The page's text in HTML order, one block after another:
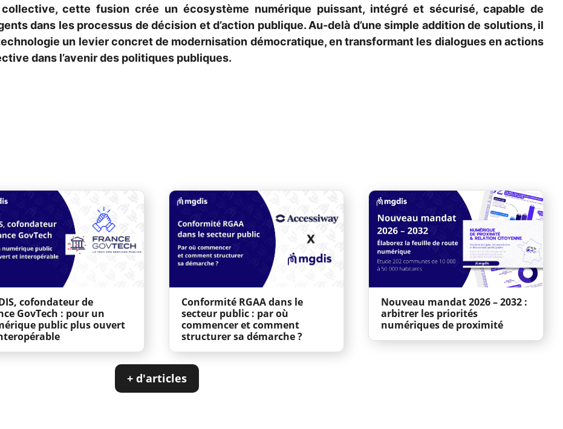
cette fusion crée un écosystème numérique puissant, intégré et sécurisé, capable de
dans les processus de décision et d’action publique. Au-delà d’une simple addition de solutions, il
un levier concret de modernisation démocratique, en transformant les dialogues en actions
dans l’avenir des politiques publiques.
cofondateur de
GovTech : pour un
public plus ouvert
Conformité RGAA dans le
secteur public : par où
commencer et comment
structurer sa démarche ?
Nouveau mandat 2026 – 2032 :
arbitrer les priorités
numériques de proximité
+ d'articles